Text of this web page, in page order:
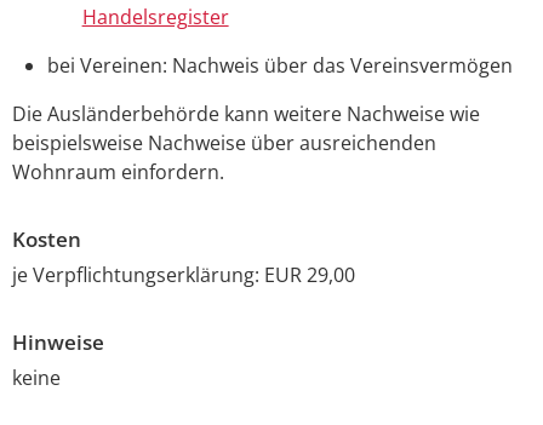
Handelsregister
bei Vereinen: Nachweis über das Vereinsvermögen
Die Ausländerbehörde kann weitere Nachweise wie
beispielsweise Nachweise über ausreichenden
Wohnraum einfordern.
Kosten
je Verpflichtungserklärung: EUR 29,00
Hinweise
keine